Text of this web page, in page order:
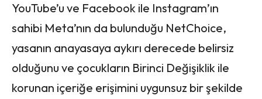
YouTube’u ve Facebook ile Instagram’ın
sahibi Meta’nın da bulunduğu NetChoice,
yasanın anayasaya aykırı derecede belirsiz
olduğunu ve çocukların Birinci Değişiklik ile
korunan içeriğe erişimini uygunsuz bir şekilde